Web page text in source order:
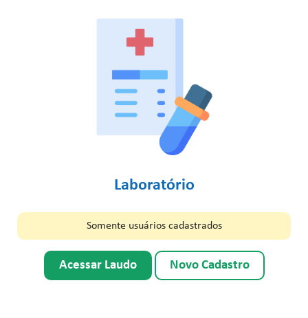
Laboratório
Somente usuários cadastrados
Acessar Laudo Novo Cadastro